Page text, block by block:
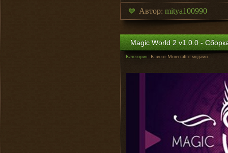
Автор: mitya100990
Magic World 2 v1.0.0 -
Категория: Клиент Minecraft с модами